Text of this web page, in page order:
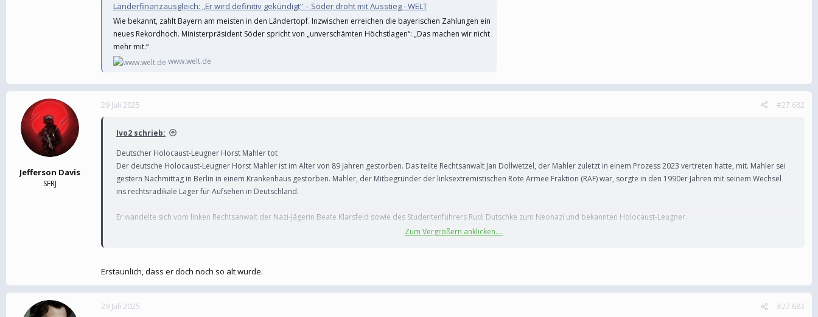
Länderfinanzausgleich: „Er wird definitiv gekündigt“ – Söder droht mit Ausstieg - WELT
Wie bekannt, zahlt Bayern am meisten in den Ländertopf. Inzwischen erreichen die bayerischen Zahlungen ein
neues Rekordhoch. Ministerpräsident Söder spricht von „unverschämten Höchstlagen“: „Das machen wir nicht
mehr mit.“
www.welt.de
Jefferson Davis
SFRJ
29 Juli 2025 #27.682
Ivo2 schrieb:
Deutscher Holocaust-Leugner Horst Mahler tot
Der deutsche Holocaust-Leugner Horst Mahler ist im Alter von 89 Jahren gestorben. Das teilte Rechtsanwalt Jan Dollwetzel, der Mahler zuletzt in einem Prozess 2023 vertreten hatte, mit. Mahler sei
gestern Nachmittag in Berlin in einem Krankenhaus gestorben. Mahler, der Mitbegründer der linksextremistischen Rote Armee Fraktion (RAF) war, sorgte in den 1990er Jahren mit seinem Wechsel
ins rechtsradikale Lager für Aufsehen in Deutschland.
Er wandelte sich vom linken Rechtsanwalt der Nazi-Jägerin Beate Klarsfeld sowie des Studentenführers Rudi Dutschke zum Neonazi und bekannten Holocaust-Leugner.
Deutscher Holocaust-Leugner Horst Mahler tot
Zum Vergrößern anklicken....
Erstaunlich, dass er doch noch so alt wurde.
29 Juli 2025 #27.683